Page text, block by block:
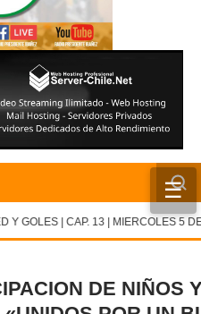
☰
Y GOLES | CAP. 13 | MIERCOLES 5 DE
DE NIÑOS